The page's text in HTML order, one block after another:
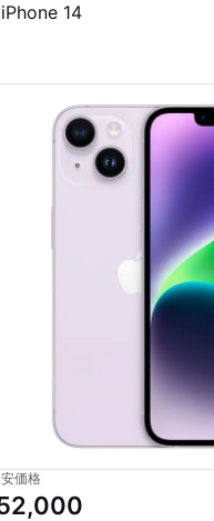
iPhone 14
価格
ァービッシュ品の価格：